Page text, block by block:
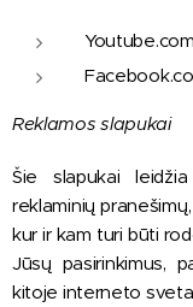
Youtube.com
Reklamos slapukai
Šie slapukai
reklaminių
kur ir kam turi būti
Jūsų pasirinkimus,
kitoje interneto